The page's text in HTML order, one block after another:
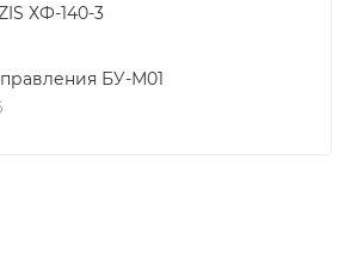
ХФ-140-3
БУ-М01